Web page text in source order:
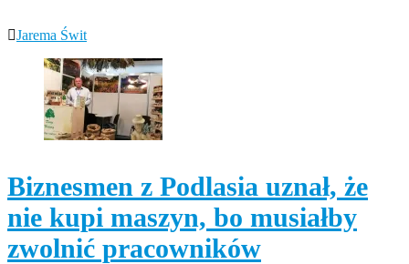
Jarema Świt
Biznesmen z Podlasia uznał, że
nie kupi maszyn, bo musiałby
zwolnić pracowników